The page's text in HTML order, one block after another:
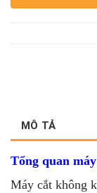
MÔ TẢ
Tổng quan
Máy cắt không